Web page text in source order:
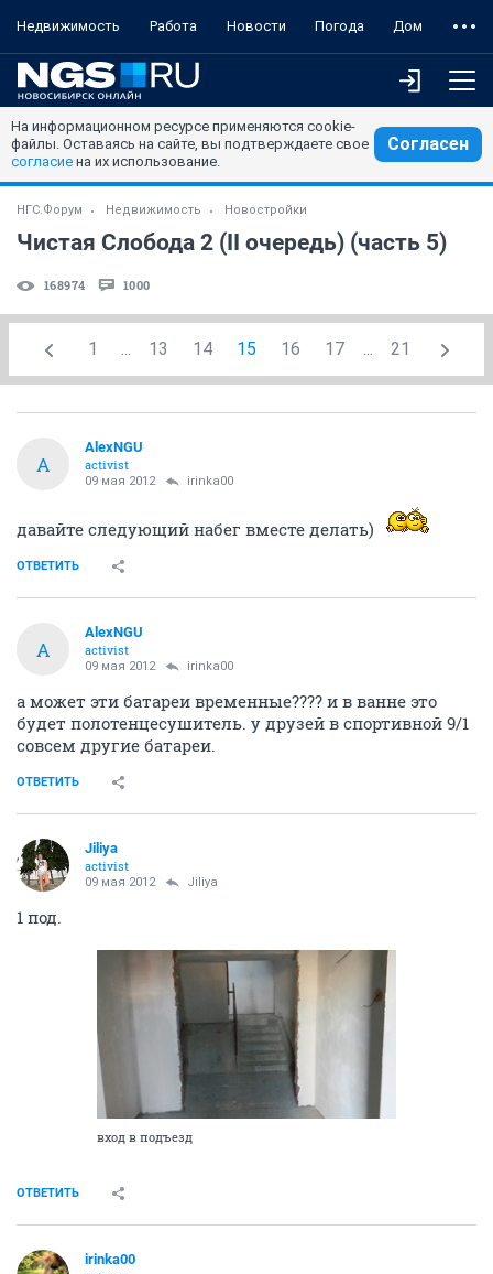
Недвижимость Работа Новости Погода Дом
На информационном ресурсе применяются cookie-
файлы. Оставаясь на сайте, вы подтверждаете свое
согласие на их использование.
Согласен
НГС.Форум Недвижимость Новостройки
Чистая Слобода 2 (II очередь) (часть 5)
168974 1000
1 ... 13 14 15 16 17 ... 21
A
AlexNGU
activist
09 мая 2012 irinka00
давайте следующий набег вместе делать)
ОТВЕТИТЬ
A
AlexNGU
activist
09 мая 2012 irinka00
а может эти батареи временные???? и в ванне это
будет полотенцесушитель. у друзей в спортивной 9/1
совсем другие батареи.
ОТВЕТИТЬ
Jiliya
activist
09 мая 2012 Jiliya
1 под.
вход в подъезд
ОТВЕТИТЬ
irinka00